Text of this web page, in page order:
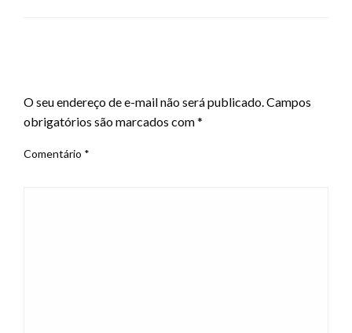
O seu endereço de e-mail não será publicado.Campos
obrigatórios são marcados com*
Comentário *